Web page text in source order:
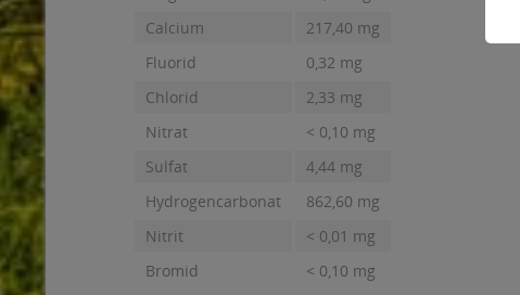
Calcium
217,40 mg
Fluorid
0,32 mg
Chlorid
2,33 mg
Nitrat
< 0,10 mg
Sulfat
4,44 mg
Hydrogencarbonat
862,60 mg
Nitrit
< 0,01 mg
Bromid
< 0,10 mg